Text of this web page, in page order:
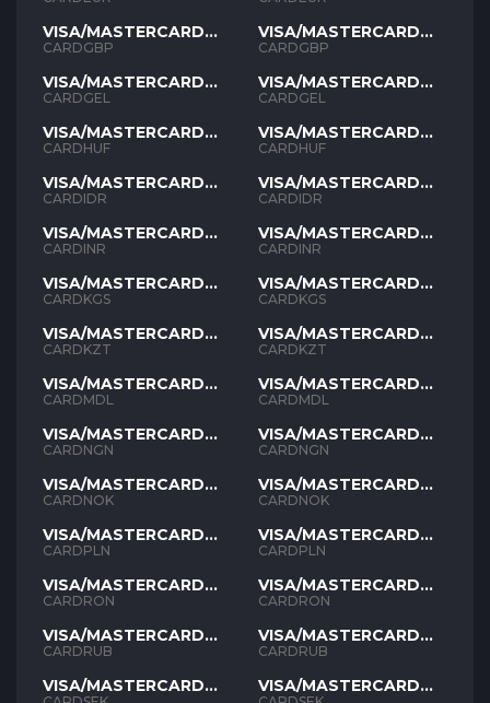
VISA/MASTERCARD
GBP
CARDGBP
VISA/MASTERCARD
GEL
CARDGEL
VISA/MASTERCARD
HUF
CARDHUF
VISA/MASTERCARD
IDR
CARDIDR
VISA/MASTERCARD
INR
CARDINR
VISA/MASTERCARD
KGS
CARDKGS
VISA/MASTERCARD
KZT
CARDKZT
VISA/MASTERCARD
MDL
CARDMDL
VISA/MASTERCARD
NGN
CARDNGN
VISA/MASTERCARD
NOK
CARDNOK
VISA/MASTERCARD
PLN
CARDPLN
VISA/MASTERCARD
RON
CARDRON
VISA/MASTERCARD
RUB
CARDRUB
VISA/MASTERCARD
VISA/MASTERCARD
GBP
CARDGBP
VISA/MASTERCARD
GEL
CARDGEL
VISA/MASTERCARD
HUF
CARDHUF
VISA/MASTERCARD
IDR
CARDIDR
VISA/MASTERCARD
INR
CARDINR
VISA/MASTERCARD
KGS
CARDKGS
VISA/MASTERCARD
KZT
CARDKZT
VISA/MASTERCARD
MDL
CARDMDL
VISA/MASTERCARD
NGN
CARDNGN
VISA/MASTERCARD
NOK
CARDNOK
VISA/MASTERCARD
PLN
CARDPLN
VISA/MASTERCARD
RON
CARDRON
VISA/MASTERCARD
RUB
CARDRUB
VISA/MASTERCARD